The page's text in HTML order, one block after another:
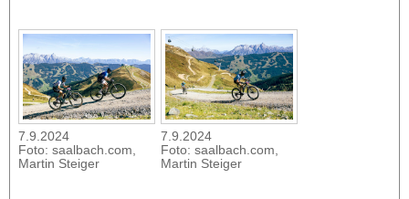
7.9.2024
Foto: saalbach.com,
Martin Steiger
7.9.2024
Foto: saalbach.com,
Martin Steiger